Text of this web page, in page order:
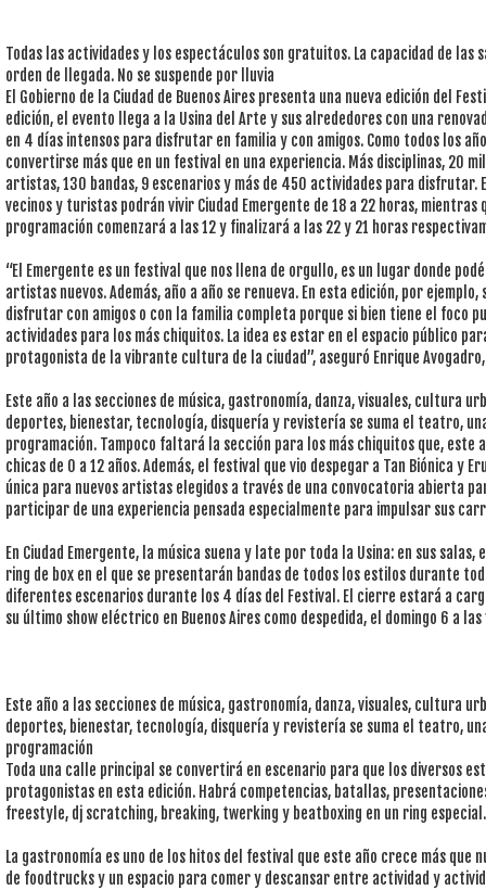
Todas las actividades y los espectáculos son gratuitos. La capacidad de las
orden de llegada. No se suspende por lluvia
El Gobierno de la Ciudad de Buenos Aires presenta una nueva edición del
edición, el evento llega a la Usina del Arte y sus alrededores con una
en 4 días intensos para disfrutar en familia y con amigos. Como todos los
convertirse más que en un festival en una experiencia. Más disciplinas, 20
artistas, 130 bandas, 9 escenarios y más de 450 actividades para disfrutar.
vecinos y turistas podrán vivir Ciudad Emergente de 18 a 22 horas, mientras
programación comenzará a las 12 y finalizará a las 22 y 21 horas
“El Emergente es un festival que nos llena de orgullo, es un lugar donde
artistas nuevos. Además, año a año se renueva. En esta edición, por
disfrutar con amigos o con la familia completa porque si bien tiene el foco
actividades para los más chiquitos. La idea es estar en el espacio público
protagonista de la vibrante cultura de la ciudad”, aseguró Enrique
Este año a las secciones de música, gastronomía, danza, visuales, cultura
deportes, bienestar, tecnología, disquería y revistería se suma el teatro,
programación. Tampoco faltará la sección para los más chiquitos que, este
chicas de 0 a 12 años. Además, el festival que vio despegar a Tan Biónica y
única para nuevos artistas elegidos a través de una convocatoria abierta
participar de una experiencia pensada especialmente para impulsar sus
En Ciudad Emergente, la música suena y late por toda la Usina: en sus
ring de box en el que se presentarán bandas de todos los estilos durante
diferentes escenarios durante los 4 días del Festival. El cierre estará a
su último show eléctrico en Buenos Aires como despedida, el domingo 6 a
Este año a las secciones de música, gastronomía, danza, visuales, cultura
deportes, bienestar, tecnología, disquería y revistería se suma el teatro,
programación
Toda una calle principal se convertirá en escenario para que los diversos
protagonistas en esta edición. Habrá competencias, batallas,
freestyle, dj scratching, breaking, twerking y beatboxing en un ring especial.
La gastronomía es uno de los hitos del festival que este año crece más que
de foodtrucks y un espacio para comer y descansar entre actividad y